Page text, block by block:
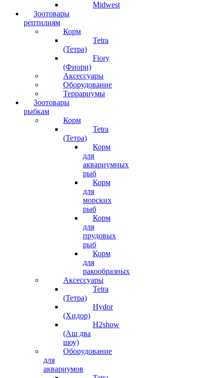
Midwest
Зоотовары
рептилиям
Корм
Tetra
(Тетра)
Fiory
(Фиори)
Аксессуары
Оборудование
Террариумы
Зоотовары
рыбкам
Корм
Tetra
(Тетра)
Корм
для
аквариумных
рыб
Корм
для
морских
рыб
Корм
для
прудовых
рыб
Корм
для
ракообразных
Аксессуары
Tetra
(Тетра)
Hydor
(Хидор)
H2show
(Аш два
шоу)
Оборудование
для
аквариумов